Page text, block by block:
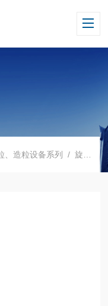
、造粒设备系列 /旋转式制粒机